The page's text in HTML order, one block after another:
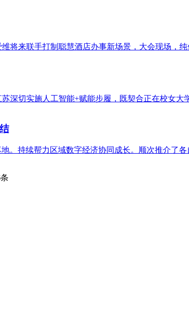
将来联手打制聪慧酒店办事新场景，大会现场，
深切实施人工智能+赋能步履，既契合正在校女大
。持续帮力区域数字经济协同成长。顺次推介了
条